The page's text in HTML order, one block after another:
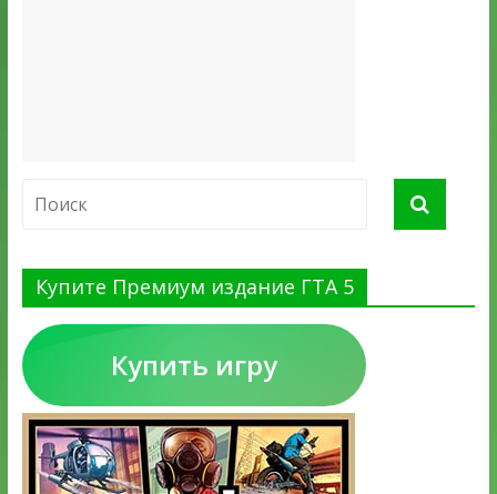
Купите Премиум издание ГТА 5
Купить игру